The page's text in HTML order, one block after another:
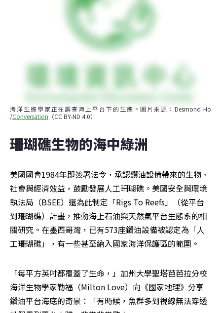
海洋生態學家正在調查海上平台下的生態。圖片來源：Desmond Ho
/Conversation （CC BY-ND 4.0）
珊瑚礁生物的海中綠洲
美國國會1984年即簽署法令，承認鑽油設備帶來的生物、
社會與經濟效益，鼓勵發展人工珊瑚礁。美國安全與環境
執法局（BSEE）還為此制定「Rigs To Reefs」（從平台
到珊瑚礁）計畫，推動海上石油與天然氣平台生態系的相
關研究。在墨西哥灣，已有573座鑽油設備被認定為「人
工珊瑚礁」，有一些甚至納入國家海洋保護區的範圍。
「每平方英吋都覆蓋了生命，」加州大學聖塔芭芭拉分校
海洋生物學家勒福（Milton Love）向《國家地理》分享
鑽油平台海底的奇景：「有時候，魚群多到視線無法穿透